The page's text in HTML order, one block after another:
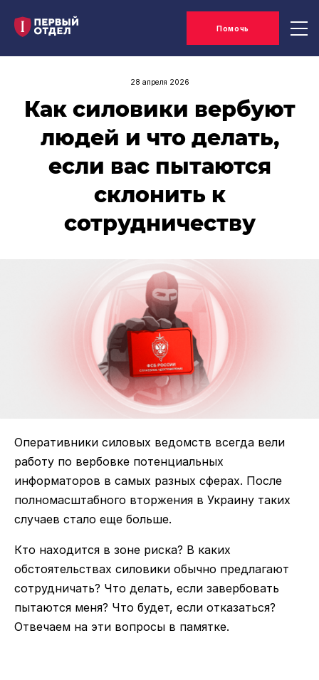
Помочь
28 апреля 2026
Как силовики вербуют
людей и что делать,
если вас пытаются
склонить к
сотрудничеству
Оперативники силовых ведомств всегда вели
работу по вербовке потенциальных
информаторов в самых разных сферах. После
полномасштабного вторжения в Украину таких
случаев стало еще больше.
Кто находится в зоне риска? В каких
обстоятельствах силовики обычно предлагают
сотрудничать? Что делать, если завербовать
пытаются меня? Что будет, если отказаться?
Отвечаем на эти вопросы в памятке.